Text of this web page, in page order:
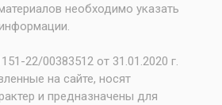
необходимо указать
22/00383512 от 31.01.2020 г.
на сайте, носят
и предназначены для